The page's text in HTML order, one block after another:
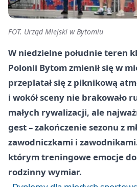
FOT. Urząd Miejski w Bytomiu
W niedzielne południe teren
Polonii Bytom zmienił się w
przeplatał się z piknikową
i wokół sceny nie brakowało
małych rywalizacji, ale
gest – zakończenie sezonu z
zawodniczkami i
którym treningowe emocje
rodzinny wymiar.